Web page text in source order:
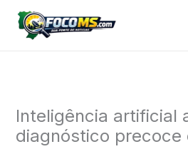
para
Inteligência artificial
diagnóstico precoce